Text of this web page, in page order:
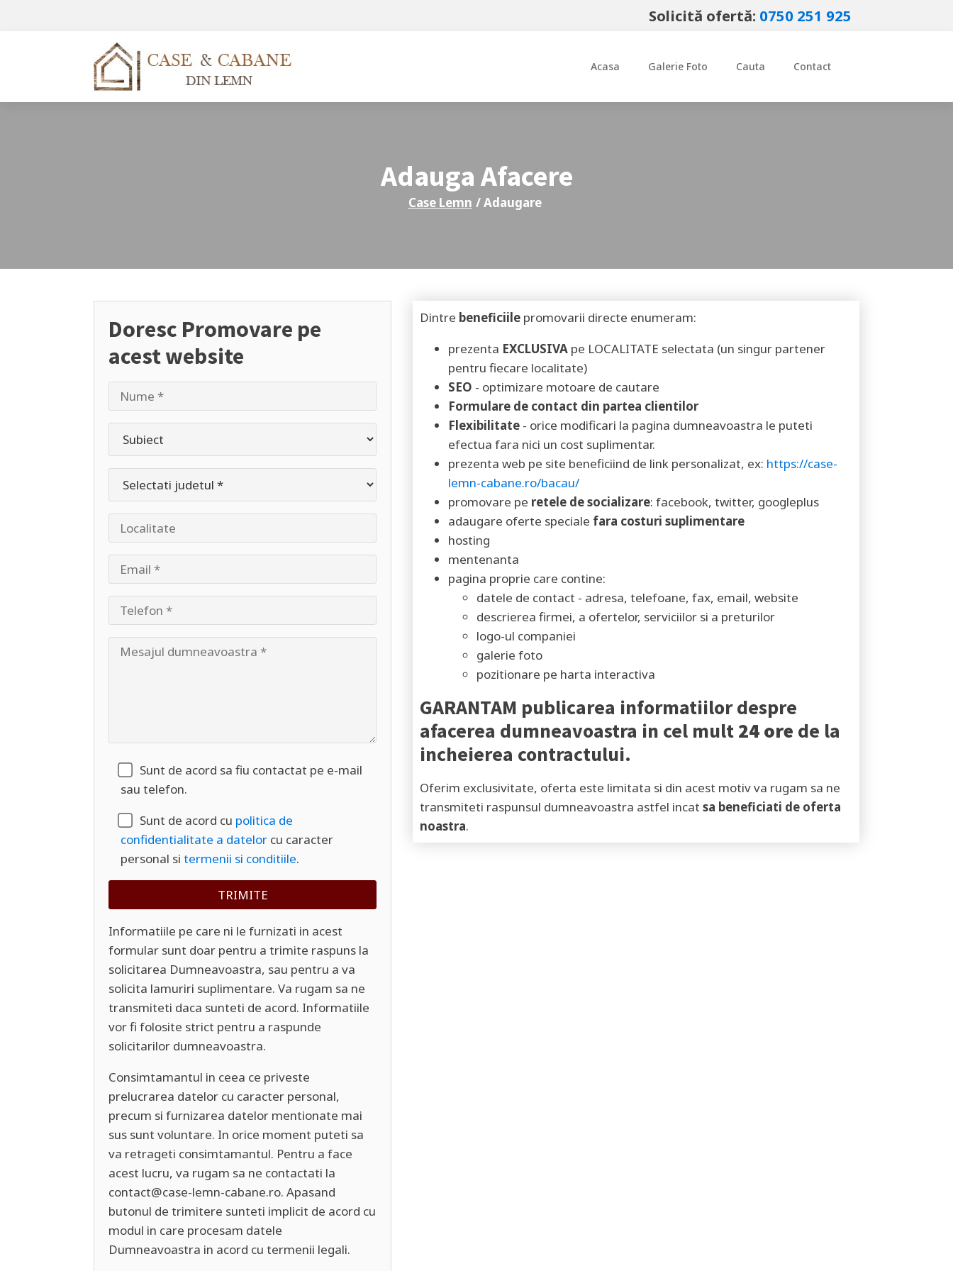
Solicită ofertă: 0750 251 925
Acasa Galerie Foto Cauta Contact
Adauga Afacere
Case Lemn / Adaugare
Doresc Promovare pe
acest website
Sunt de acord sa fiu contactat pe e-mail
sau telefon.
Sunt de acord cu politica de
confidentialitate a datelor cu caracter
personal si termenii si conditiile.
Informatiile pe care ni le furnizati in acest
formular sunt doar pentru a trimite raspuns la
solicitarea Dumneavoastra, sau pentru a va
solicita lamuriri suplimentare. Va rugam sa ne
transmiteti daca sunteti de acord. Informatiile
vor fi folosite strict pentru a raspunde
solicitarilor dumneavoastra.
Consimtamantul in ceea ce priveste
prelucrarea datelor cu caracter personal,
precum si furnizarea datelor mentionate mai
sus sunt voluntare. In orice moment puteti sa
va retrageti consimtamantul. Pentru a face
acest lucru, va rugam sa ne contactati la
contact@case-lemn-cabane.ro. Apasand
butonul de trimitere sunteti implicit de acord cu
modul in care procesam datele
Dumneavoastra in acord cu termenii legali.
Dintre beneficiile promovarii directe enumeram:
prezenta EXCLUSIVA pe LOCALITATE selectata (un singur partener
pentru fiecare localitate)
SEO - optimizare motoare de cautare
Formulare de contact din partea clientilor
Flexibilitate - orice modificari la pagina dumneavoastra le puteti
efectua fara nici un cost suplimentar.
prezenta web pe site beneficiind de link personalizat, ex: https://case-
lemn-cabane.ro/bacau/
promovare pe retele de socializare: facebook, twitter, googleplus
adaugare oferte speciale fara costuri suplimentare
hosting
mentenanta
pagina proprie care contine:
datele de contact - adresa, telefoane, fax, email, website
descrierea firmei, a ofertelor, serviciilor si a preturilor
logo-ul companiei
galerie foto
pozitionare pe harta interactiva
GARANTAM publicarea informatiilor despre
afacerea dumneavoastra in cel mult24 ore de la
incheierea contractului.
Oferim exclusivitate, oferta este limitata si din acest motiv va rugam sa ne
transmiteti raspunsul dumneavoastra astfel incat sa beneficiati de oferta
noastra.